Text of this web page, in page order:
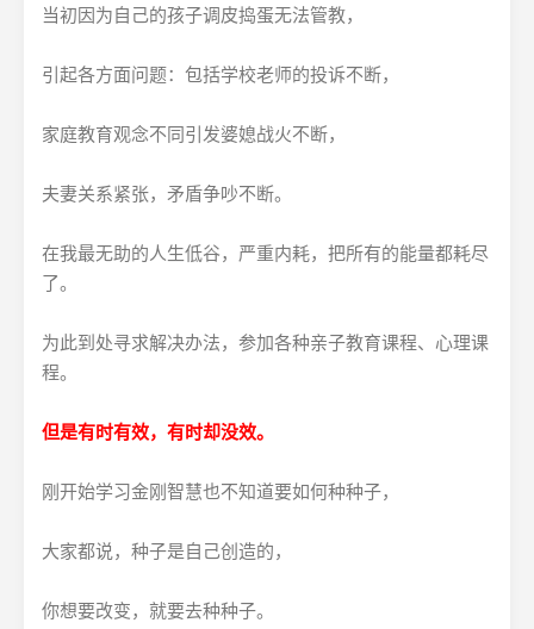
当初因为自己的孩子调皮捣蛋无法管教，
引起各方面问题：包括学校老师的投诉不断，
家庭教育观念不同引发婆媳战火不断，
夫妻关系紧张，矛盾争吵不断。
在我最无助的人生低谷，严重内耗，把所有的能量都耗尽
了。
为此到处寻求解决办法，参加各种亲子教育课程、心理课
程。
但是有时有效，有时却没效。
刚开始学习金刚智慧也不知道要如何种种子，
大家都说，种子是自己创造的，
你想要改变，就要去种种子。